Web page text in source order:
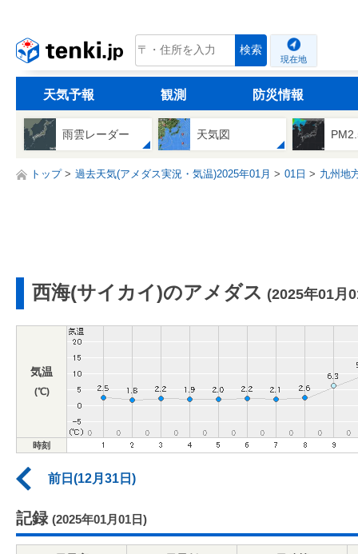
tenki.jp 検索
現在地
天気予報 観測 防災情報
雨雲レーダー 天気図
トップ 過去天気(アメダス実況・気温)2025年01月 01日 九州地
西海(サイカイ)のアメダス (2025年01月
気温
(℃)
時刻
前日(12月31日)
記録 (2025年01月01日)